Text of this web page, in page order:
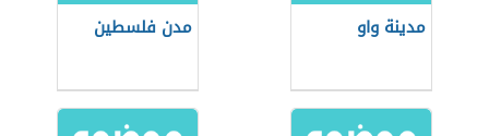
مدينة واو مدن فلسطين